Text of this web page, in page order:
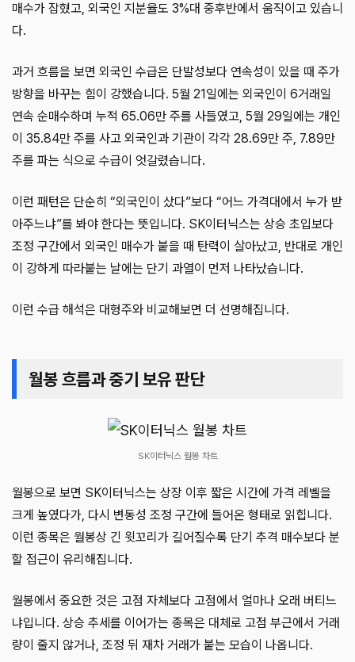
매수가 잡혔고, 외국인 지분율도 3%대 중후반에서 움직이고 있습니
다.
과거 흐름을 보면 외국인 수급은 단발성보다 연속성이 있을 때 주가
방향을 바꾸는 힘이 강했습니다. 5월 21일에는 외국인이 6거래일
연속 순매수하며 누적 65.06만 주를 사들였고, 5월 29일에는 개인
이 35.84만 주를 사고 외국인과 기관이 각각 28.69만 주, 7.89만
주를 파는 식으로 수급이 엇갈렸습니다.
이런 패턴은 단순히 “외국인이 샀다”보다 “어느 가격대에서 누가 받
아주느냐”를 봐야 한다는 뜻입니다. SK이터닉스는 상승 초입보다
조정 구간에서 외국인 매수가 붙을 때 탄력이 살아났고, 반대로 개인
이 강하게 따라붙는 날에는 단기 과열이 먼저 나타났습니다.
이런 수급 해석은 대형주와 비교해보면 더 선명해집니다.
월봉 흐름과 중기 보유 판단
SK이터닉스 월봉 차트
월봉으로 보면 SK이터닉스는 상장 이후 짧은 시간에 가격 레벨을
크게 높였다가, 다시 변동성 조정 구간에 들어온 형태로 읽힙니다.
이런 종목은 월봉상 긴 윗꼬리가 길어질수록 단기 추격 매수보다 분
할 접근이 유리해집니다.
월봉에서 중요한 것은 고점 자체보다 고점에서 얼마나 오래 버티느
냐입니다. 상승 추세를 이어가는 종목은 대체로 고점 부근에서 거래
량이 줄지 않거나, 조정 뒤 재차 거래가 붙는 모습이 나옵니다.